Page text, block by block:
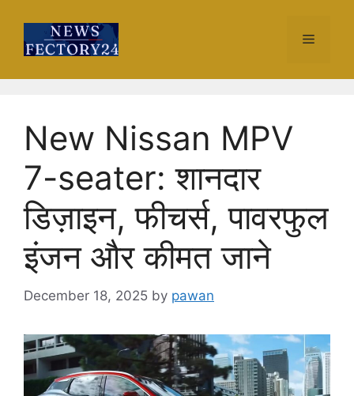
content
Menu
New Nissan MPV
7-seater: शानदार
डिज़ाइन, फीचर्स, पावरफुल
इंजन और कीमत जाने
December 18, 2025 by pawan